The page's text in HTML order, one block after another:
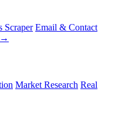
Scraper Email & Contact
→
Market Research Real